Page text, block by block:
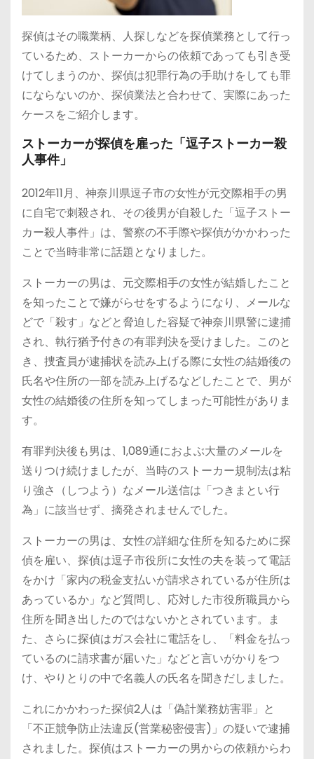
探偵はその職業柄、人探しなどを探偵業務として行っ
ているため、ストーカーからの依頼であっても引き受
けてしまうのか、探偵は犯罪行為の手助けをしても罪
にならないのか、探偵業法と合わせて、実際にあった
ケースをご紹介します。
ストーカーが探偵を雇った「逗子ストーカー殺
人事件」
2012年11月、神奈川県逗子市の女性が元交際相手の男
に自宅で刺殺され、その後男が自殺した「逗子ストー
カー殺人事件」は、警察の不手際や探偵がかかわった
ことで当時非常に話題となりました。
ストーカーの男は、元交際相手の女性が結婚したこと
を知ったことで嫌がらせをするようになり、メールな
どで「殺す」などと脅迫した容疑で神奈川県警に逮捕
され、執行猶予付きの有罪判決を受けました。このと
き、捜査員が逮捕状を読み上げる際に女性の結婚後の
氏名や住所の一部を読み上げるなどしたことで、男が
女性の結婚後の住所を知ってしまった可能性がありま
す。
有罪判決後も男は、1,089通におよぶ大量のメールを
送りつけ続けましたが、当時のストーカー規制法は粘
り強さ（しつよう）なメール送信は「つきまとい行
為」に該当せず、摘発されませんでした。
ストーカーの男は、女性の詳細な住所を知るために探
偵を雇い、探偵は逗子市役所に女性の夫を装って電話
をかけ「家内の税金支払いが請求されているが住所は
あっているか」など質問し、応対した市役所職員から
住所を聞き出したのではないかとされています。ま
た、さらに探偵はガス会社に電話をし、「料金を払っ
ているのに請求書が届いた」などと言いがかりをつ
け、やりとりの中で名義人の氏名を聞きだしました。
これにかかわった探偵2人は「偽計業務妨害罪」と
「不正競争防止法違反(営業秘密侵害)」の疑いで逮捕
されました。探偵はストーカーの男からの依頼からわ